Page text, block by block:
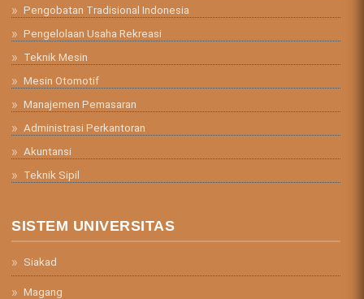
Pengobatan Tradisional Indonesia
Pengelolaan Usaha Rekreasi
Teknik Mesin
Mesin Otomotif
Manajemen Pemasaran
Administrasi Perkantoran
Akuntansi
Teknik Sipil
SISTEM UNIVERSITAS
Siakad
Magang